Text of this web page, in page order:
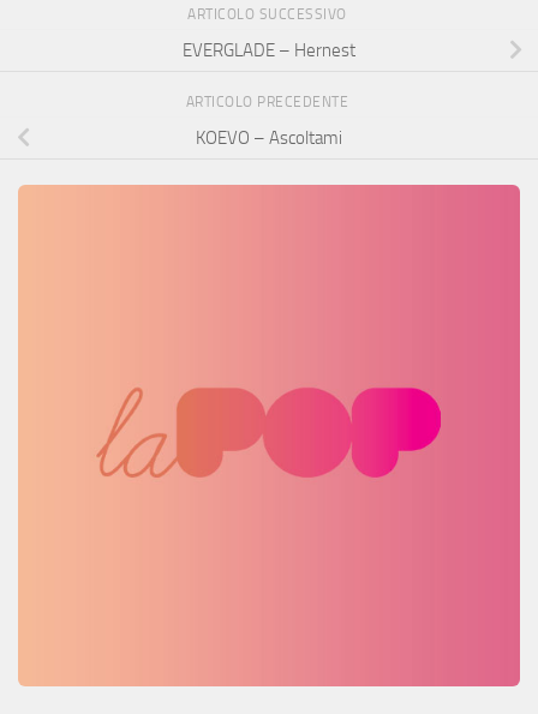
ARTICOLO SUCCESSIVO
EVERGLADE – Hernest
ARTICOLO PRECEDENTE
KOEVO – Ascoltami